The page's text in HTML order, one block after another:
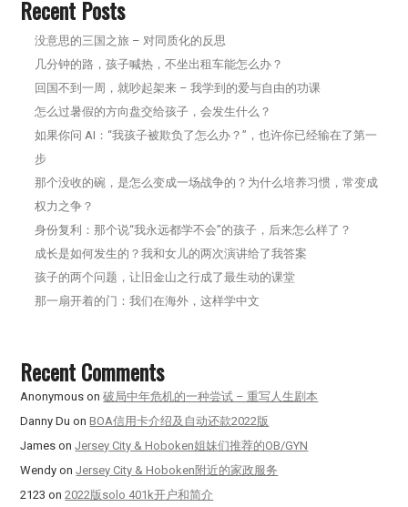
Recent Posts
没意思的三国之旅 – 对同质化的反思
几分钟的路，孩子喊热，不坐出租车能怎么办？
回国不到一周，就吵起架来 – 我学到的爱与自由的功课
怎么过暑假的方向盘交给孩子，会发生什么？
如果你问 AI：“我孩子被欺负了怎么办？”，也许你已经输在了第一
步
那个没收的碗，是怎么变成一场战争的？为什么培养习惯，常变成
权力之争？
身份复利：那个说“我永远都学不会”的孩子，后来怎么样了？
成长是如何发生的？我和女儿的两次演讲给了我答案
孩子的两个问题，让旧金山之行成了最生动的课堂
那一扇开着的门：我们在海外，这样学中文
Recent Comments
Anonymous on破局中年危机的一种尝试 – 重写人生剧本
Danny Du onBOA信用卡介绍及自动还款2022版
James onJersey City & Hoboken姐妹们推荐的OB/GYN
Wendy onJersey City & Hoboken附近的家政服务
2123 on2022版solo 401k开户和简介